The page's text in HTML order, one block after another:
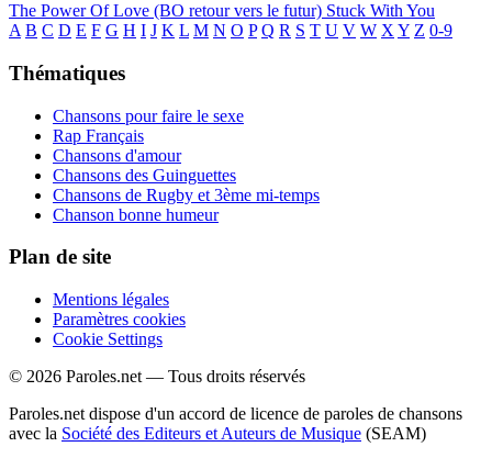
The Power Of Love (BO retour vers le futur) Stuck With You
A B C D E F G H I J K L M N O P Q R S T U V W X Y Z 0-9
Thématiques
Chansons pour faire le sexe
Rap Français
Chansons d'amour
Chansons des Guinguettes
Chansons de Rugby et 3ème mi-temps
Chanson bonne humeur
Plan de site
Mentions légales
Paramètres cookies
Cookie Settings
© 2026 Paroles.net — Tous droits réservés
Paroles.net dispose d'un accord de licence de paroles de chansons
avec la Société des Editeurs et Auteurs de Musique (SEAM)